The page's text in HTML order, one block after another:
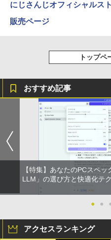
にじさんじオフィシャルス
販売ページ
トップペ
おすすめ記事
【特集】あなたのPCスペ
LLM」の選び方と快適化テク
● ●
アクセスランキング